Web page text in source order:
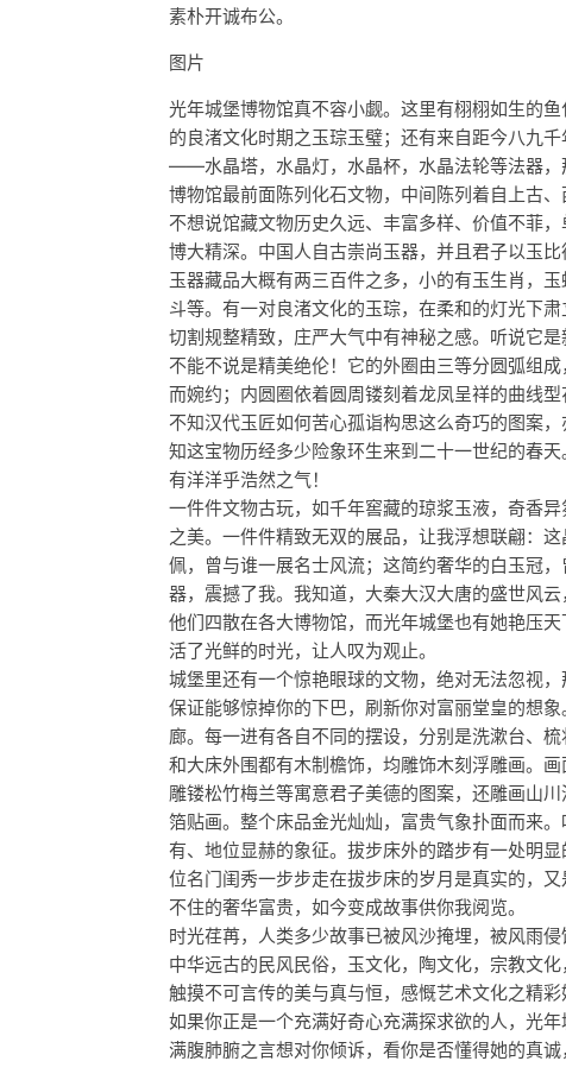
素朴开诚布公。
图片
光年城堡博物馆真不容小觑。这里有栩栩如生的
的良渚文化时期之玉琮玉璧；还有来自距今八九
——水晶塔，水晶灯，水晶杯，水晶法轮等法器，
博物馆最前面陈列化石文物，中间陈列着自上古、
不想说馆藏文物历史久远、丰富多样、价值不菲
博大精深。中国人自古崇尚玉器，并且君子以玉
玉器藏品大概有两三百件之多，小的有玉生肖，
斗等。有一对良渚文化的玉琮，在柔和的灯光下
切割规整精致，庄严大气中有神秘之感。听说它
不能不说是精美绝伦！它的外圈由三等分圆弧组
而婉约；内圆圈依着圆周镂刻着龙凤呈祥的曲线
不知汉代玉匠如何苦心孤诣构思这么奇巧的图案
知这宝物历经多少险象环生来到二十一世纪的春
有洋洋乎浩然之气！
一件件文物古玩，如千年窖藏的琼浆玉液，奇香
之美。一件件精致无双的展品，让我浮想联翩：
佩，曾与谁一展名士风流；这简约奢华的白玉冠
器，震撼了我。我知道，大秦大汉大唐的盛世风
他们四散在各大博物馆，而光年城堡也有她艳压
活了光鲜的时光，让人叹为观止。
城堡里还有一个惊艳眼球的文物，绝对无法忽视
保证能够惊掉你的下巴，刷新你对富丽堂皇的想
廊。每一进有各自不同的摆设，分别是洗漱台、
和大床外围都有木制檐饰，均雕饰木刻浮雕画。
雕镂松竹梅兰等寓意君子美德的图案，还雕画山
箔贴画。整个床品金光灿灿，富贵气象扑面而来
有、地位显赫的象征。拔步床外的踏步有一处明
位名门闺秀一步步走在拔步床的岁月是真实的，
不住的奢华富贵，如今变成故事供你我阅览。
时光荏苒，人类多少故事已被风沙掩埋，被风雨
中华远古的民风民俗，玉文化，陶文化，宗教文
触摸不可言传的美与真与恒，感慨艺术文化之精彩
如果你正是一个充满好奇心充满探求欲的人，光
满腹肺腑之言想对你倾诉，看你是否懂得她的真诚